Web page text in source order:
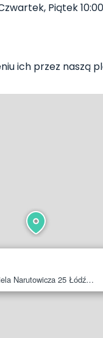
Piątek
ich przez
Narutowicza 25 Łódź 90-